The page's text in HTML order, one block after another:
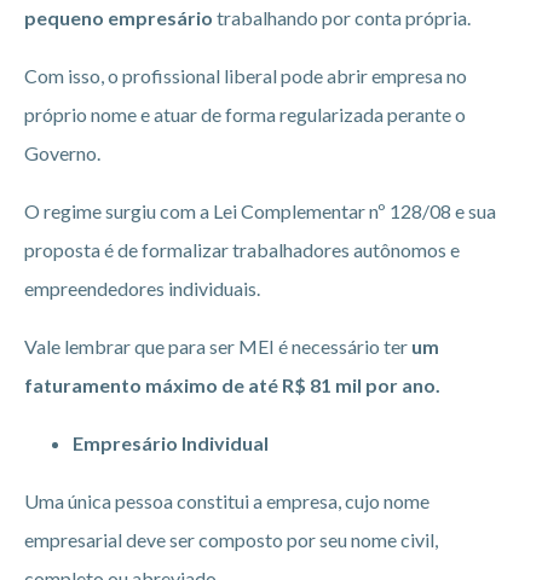
pequeno empresário trabalhando por conta própria.
Com isso, o profissional liberal pode abrir empresa no
próprio nome e atuar de forma regularizada perante o
Governo.
O regime surgiu com a Lei Complementar nº 128/08 e sua
proposta é de formalizar trabalhadores autônomos e
empreendedores individuais.
Vale lembrar que para ser MEI é necessário ter um
faturamento máximo de até R$ 81 mil por ano.
Empresário Individual
Uma única pessoa constitui a empresa, cujo nome
empresarial deve ser composto por seu nome civil,